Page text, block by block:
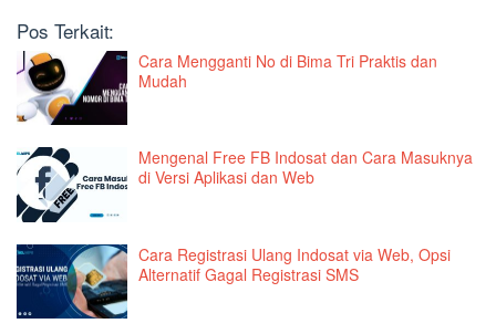
Pos Terkait:
Cara Mengganti No di Bima Tri Praktis dan
Mudah
Mengenal Free FB Indosat dan Cara Masuknya
di Versi Aplikasi dan Web
Cara Registrasi Ulang Indosat via Web, Opsi
Alternatif Gagal Registrasi SMS